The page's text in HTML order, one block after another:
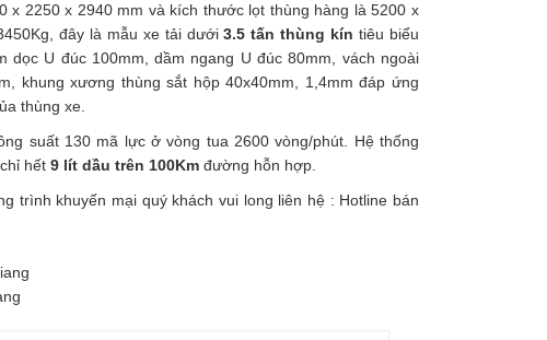
x 2250 x 2940 mm và kích thước lọt thùng hàng là 5200 x
đây là mẫu xe tải dưới3.5 tấn thùng kín tiêu biểu
dọc U đúc 100mm, dầm ngang U đúc 80mm, vách ngoài
khung xương thùng sắt hộp 40x40mm, 1,4mm đáp ứng
thùng xe.
suất 130 mã lực ở vòng tua 2600 vòng/phút. Hệ thống
hết 9 lít dầu trên 100Kmđường hỗn hợp.
trình khuyến mại quý khách vui long liên hệ : Hotline bán